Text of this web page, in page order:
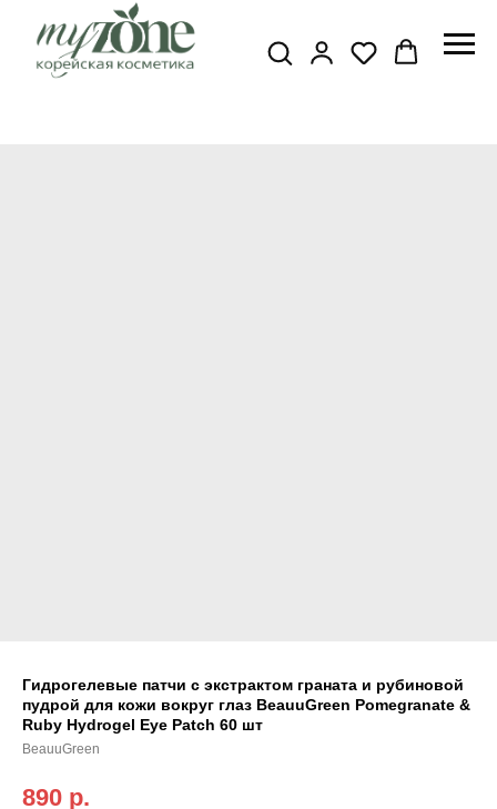
Гидрогелевые патчи с экстрактом граната и рубиновой
пудрой для кожи вокруг глаз BeauuGreen Pomegranate &
Ruby Hydrogel Eye Patch 60 шт
BeauuGreen
890 р.